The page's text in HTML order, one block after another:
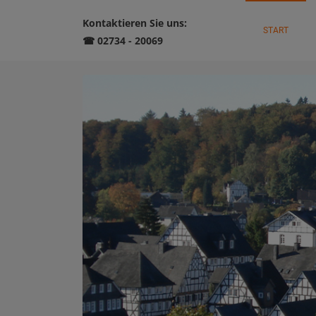
Kontaktieren Sie uns:
☎ 02734 - 20069
START